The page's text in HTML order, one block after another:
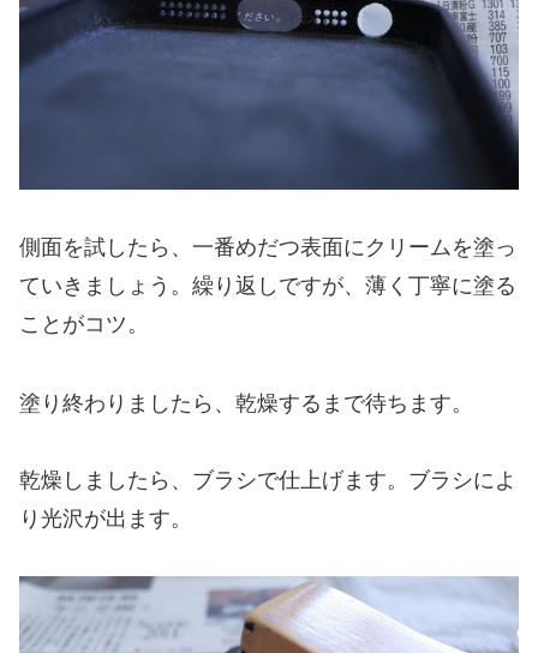
側面を試したら、一番めだつ表面にクリームを塗っ
ていきましょう。繰り返しですが、薄く丁寧に塗る
ことがコツ。
塗り終わりましたら、乾燥するまで待ちます。
乾燥しましたら、ブラシで仕上げます。ブラシによ
り光沢が出ます。